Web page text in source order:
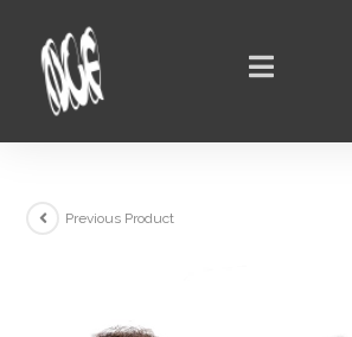
Previous Product